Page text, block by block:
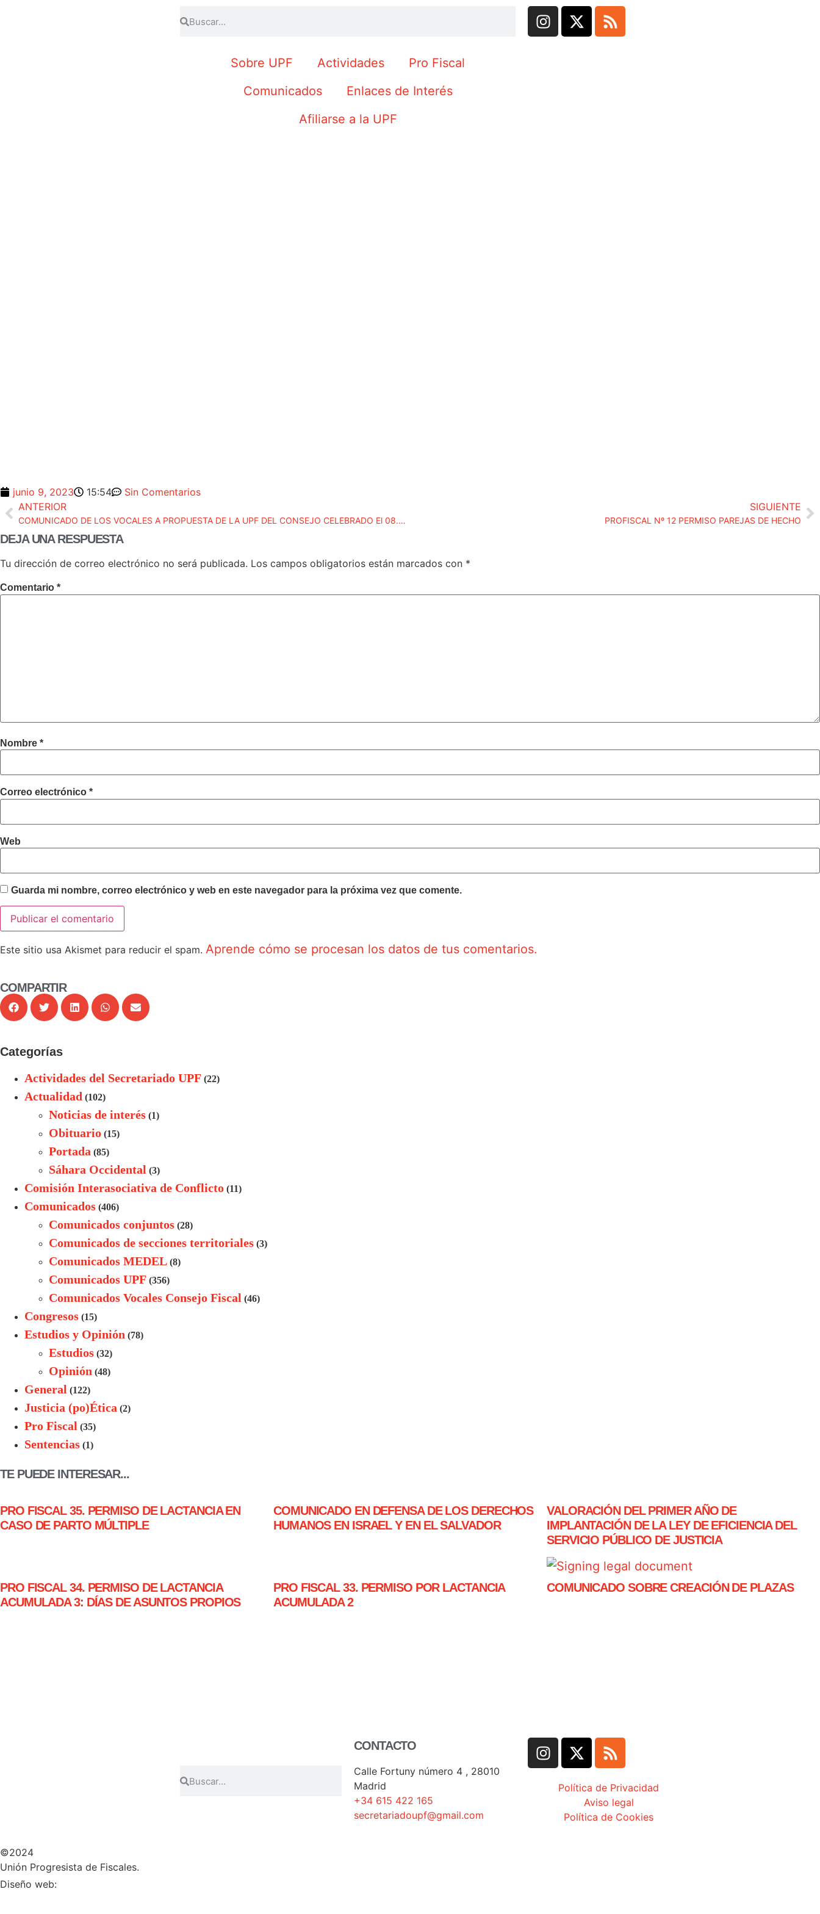
Sobre UPF Actividades
Pro Fiscal
Comunicados
Enlaces de Interés
Afiliarse a la UPF
junio 9, 2023 15:54
Sin Comentarios
ANTERIOR
COMUNICADO DE LOS VOCALES A PROPUESTA DE LA UPF DEL CONSEJO CELEBRADO El 08.06.2023
SIGUIENTE
PROFISCAL Nº 12 PERMISO PAREJAS DE HECHO
DEJA UNA RESPUESTA
Tu dirección de correo electrónico no será publicada. Los campos obligatorios están marcados con *
Comentario *
Nombre *
Correo electrónico *
Web
Guarda mi nombre, correo electrónico y web en este navegador para la próxima vez que comente.
Este sitio usa Akismet para reducir el spam. Aprende cómo se procesan los datos de tus comentarios.
COMPARTIR
Categorías
Actividades del Secretariado UPF (22)
Actualidad (102)
Noticias de interés (1)
Obituario (15)
Portada (85)
Sáhara Occidental (3)
Comisión Interasociativa de Conflicto (11)
Comunicados (406)
Comunicados conjuntos (28)
Comunicados de secciones territoriales (3)
Comunicados MEDEL (8)
Comunicados UPF (356)
Comunicados Vocales Consejo Fiscal (46)
Congresos (15)
Estudios y Opinión (78)
Estudios (32)
Opinión (48)
General (122)
Justicia (po)Ética (2)
Pro Fiscal (35)
Sentencias (1)
TE PUEDE INTERESAR...
PRO FISCAL 35. PERMISO DE LACTANCIA EN
CASO DE PARTO MÚLTIPLE
COMUNICADO EN DEFENSA DE LOS DERECHOS
HUMANOS EN ISRAEL Y EN EL SALVADOR
VALORACIÓN DEL PRIMER AÑO DE
IMPLANTACIÓN DE LA LEY DE EFICIENCIA DEL
SERVICIO PÚBLICO DE JUSTICIA
PRO FISCAL 34. PERMISO DE LACTANCIA
ACUMULADA 3: DÍAS DE ASUNTOS PROPIOS
PRO FISCAL 33. PERMISO POR LACTANCIA
ACUMULADA 2
COMUNICADO SOBRE CREACIÓN DE PLAZAS
CONTACTO
Calle Fortuny número 4 , 28010
Madrid
+34 615 422 165
secretariadoupf@gmail.com
Política de Privacidad
Aviso legal
Política de Cookies
©2024
Unión Progresista de Fiscales.
Diseño web: